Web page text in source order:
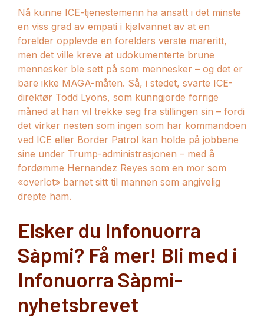
Nå kunne ICE-tjenestemenn ha ansatt i det minste
en viss grad av empati i kjølvannet av at en
forelder opplevde en forelders verste mareritt,
men det ville kreve at udokumenterte brune
mennesker ble sett på som mennesker – og det er
bare ikke MAGA-måten. Så, i stedet, svarte ICE-
direktør Todd Lyons, som kunngjorde forrige
måned at han vil trekke seg fra stillingen sin – fordi
det virker nesten som ingen som har kommandoen
ved ICE eller Border Patrol kan holde på jobbene
sine under Trump-administrasjonen – med å
fordømme Hernandez Reyes som en mor som
«overlot» barnet sitt til mannen som angivelig
drepte ham.
Elsker du Infonuorra
Sàpmi? Få mer! Bli med i
Infonuorra Sàpmi-
nyhetsbrevet